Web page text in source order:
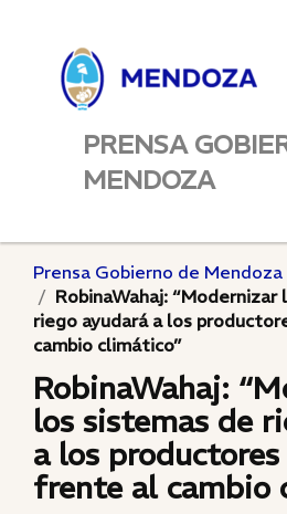
PRENSA
MENDOZA
Prensa Gobierno de Mendoza
RobinaWahaj:
riego ayudará a los
cambio climático”
RobinaWahaj:
los sistemas de
a los productores
frente al cambio